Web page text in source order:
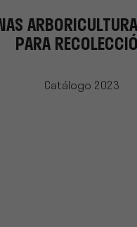
PARA
Catálogo 2023